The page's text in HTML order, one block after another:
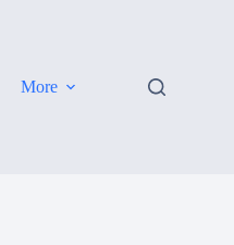
More